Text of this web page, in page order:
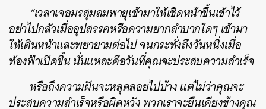
“เวลาเจอมรสุมลมพายุเข้ามาให้เชิดหน้าขึ้นเข้าไว้
อย่าไปกลัวเมื่ออุปสรรคหรือความยากลำบากใดๆ เข้ามา
ให้เดินหน้าและพยายามต่อไป จนกระทั่งถึงวันหนึ่งเมื่อ
ท้องฟ้าเปิดขึ้น นั่นแหละคือวันที่คุณจะประสบความสำเร็จ
หรือถึงความฝันจะหลุดลอยไปบ้าง แต่ไม่ว่าคุณจะ
ประสบความสำเร็จหรือผิดหวัง พวกเราจะยืนเคียงข้างคุณ